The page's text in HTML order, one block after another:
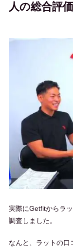
人の総合評
実際にGetfitからラ
調査しました。
なんと、ラットの口